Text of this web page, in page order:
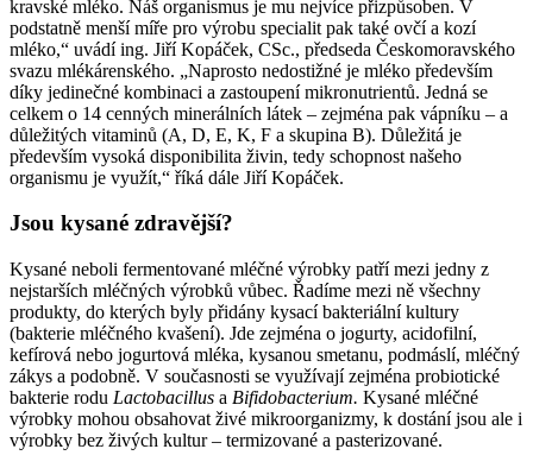
kravské mléko. Náš organismus je mu nejvíce přizpůsoben. V
podstatně menší míře pro výrobu specialit pak také ovčí a kozí
mléko,“ uvádí ing. Jiří Kopáček, CSc., předseda Českomoravského
svazu mlékárenského. „Naprosto nedostižné je mléko především
díky jedinečné kombinaci a zastoupení mikronutrientů. Jedná se
celkem o 14 cenných minerálních látek – zejména pak vápníku – a
důležitých vitaminů (A, D, E, K, F a skupina B). Důležitá je
především vysoká disponibilita živin, tedy schopnost našeho
organismu je využít,“ říká dále Jiří Kopáček.
Jsou kysané zdravější?
Kysané neboli fermentované mléčné výrobky patří mezi jedny z
nejstarších mléčných výrobků vůbec. Řadíme mezi ně všechny
produkty, do kterých byly přidány kysací bakteriální kultury
(bakterie mléčného kvašení). Jde zejména o jogurty, acidofilní,
kefírová nebo jogurtová mléka, kysanou smetanu, podmáslí, mléčný
zákys a podobně. V současnosti se využívají zejména probiotické
bakterie rodu Lactobacillus a Bifidobacterium. Kysané mléčné
výrobky mohou obsahovat živé mikroorganizmy, k dostání jsou ale i
výrobky bez živých kultur – termizované a pasterizované.